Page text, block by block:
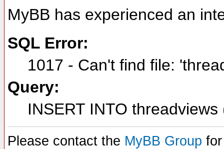
MyBB has experienced an
SQL Error:
1017 - Can't find file:
Query:
INSERT INTO
Please contact the MyBB Group